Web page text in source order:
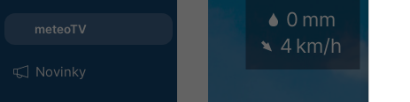
meteoTV
Novinky